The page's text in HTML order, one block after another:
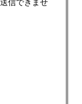
信できませ